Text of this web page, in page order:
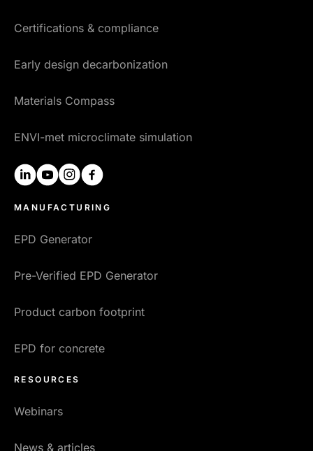
Certifications & compliance
Early design decarbonization
Materials Compass
ENVI-met microclimate simulation
linkedinyoutubeinstagram
MANUFACTURING
EPD Generator
Pre-Verified EPD Generator
Product carbon footprint
EPD for concrete
RESOURCES
Webinars
News & articles